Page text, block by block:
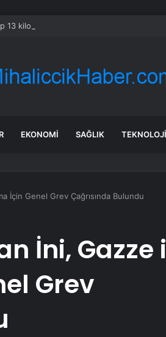
13 kilogram altın çaldılar! Film gibi soygun
EKONOMI SAĞLIK TEKNOLOJI
İçin Genel Grev Çağrısında Bulundu
İni, Gazze
Grev